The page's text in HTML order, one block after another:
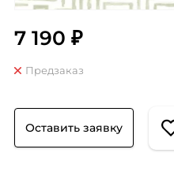
7 190 ₽
Предзаказ
Оставить заявку